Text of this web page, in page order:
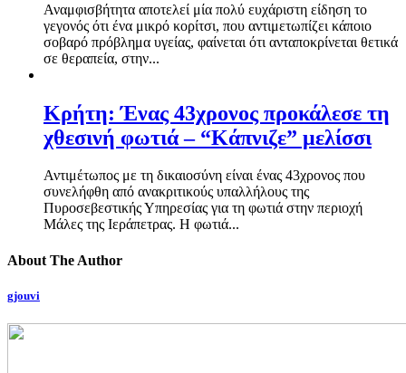
Αναμφισβήτητα αποτελεί μία πολύ ευχάριστη είδηση το
γεγονός ότι ένα μικρό κορίτσι, που αντιμετωπίζει κάποιο
σοβαρό πρόβλημα υγείας, φαίνεται ότι ανταποκρίνεται θετικά
σε θεραπεία, στην...
Κρήτη: Ένας 43χρονος προκάλεσε τη
χθεσινή φωτιά – “Κάπνιζε” μελίσσι
Αντιμέτωπος με τη δικαιοσύνη είναι ένας 43χρονος που
συνελήφθη από ανακριτικούς υπαλλήλους της
Πυροσεβεστικής Υπηρεσίας για τη φωτιά στην περιοχή
Μάλες της Ιεράπετρας. Η φωτιά...
About The Author
gjouvi